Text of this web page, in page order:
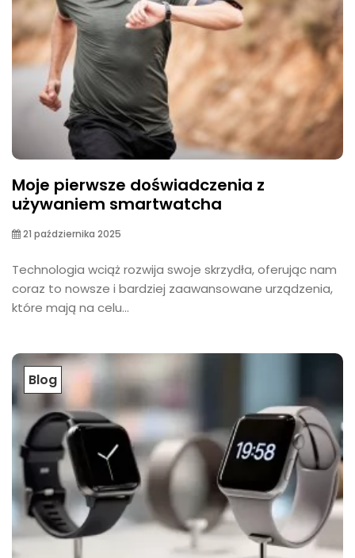
Moje pierwsze doświadczenia z
używaniem smartwatcha
21 października 2025
Technologia wciąż rozwija swoje skrzydła, oferując nam
coraz to nowsze i bardziej zaawansowane urządzenia,
które mają na celu...
Blog